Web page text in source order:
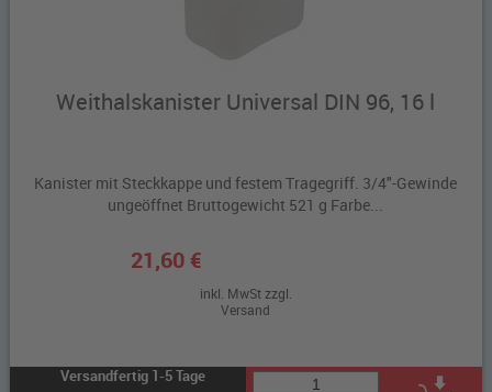
Weithalskanister Universal DIN 96, 16 l
Kanister mit Steckkappe und festem Tragegriff. 3/4"-Gewinde
ungeöffnet Bruttogewicht 521 g Farbe...
21,60 €
inkl. MwSt zzgl.
Versand
Versandfertig 1-5 Tage